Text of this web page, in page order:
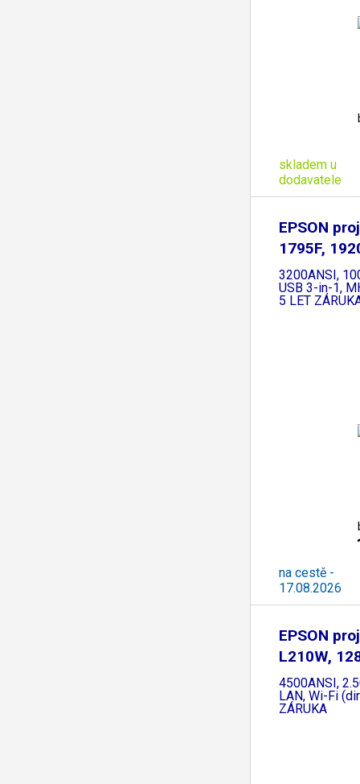
skladem u
dodavatele
EPSON
1795F,
3200ANSI,
USB 3-in-1,
5 LET
na cestě -
17.08.2026
EPSON
L210W,
4500ANSI,
LAN, Wi-Fi
ZÁRUKA